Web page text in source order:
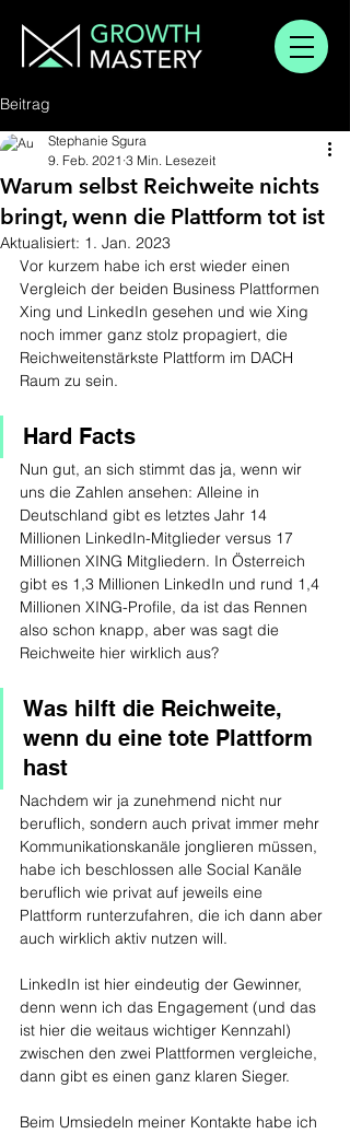
Beitrag
Warum selbst Reichweite nichts
bringt, wenn die Plattform tot ist
Stephanie Sgura
9. Feb. 2021 3 Min. Lesezeit
Aktualisiert: 1. Jan. 2023
Vor kurzem habe ich erst wieder einen
Vergleich der beiden Business Plattformen
Xing und LinkedIn gesehen und wie Xing
noch immer ganz stolz propagiert, die
Reichweitenstärkste Plattform im DACH
Raum zu sein.
Hard Facts
Nun gut, an sich stimmt das ja, wenn wir
uns die Zahlen ansehen: Alleine in
Deutschland gibt es letztes Jahr 14
Millionen LinkedIn-Mitglieder versus 17
Millionen XING Mitgliedern. In Österreich
gibt es 1,3 Millionen LinkedIn und rund 1,4
Millionen XING-Profile, da ist das Rennen
also schon knapp, aber was sagt die
Reichweite hier wirklich aus?
Was hilft die Reichweite,
wenn du eine tote Plattform
hast
Nachdem wir ja zunehmend nicht nur
beruflich, sondern auch privat immer mehr
Kommunikationskanäle jonglieren müssen,
habe ich beschlossen alle Social Kanäle
beruflich wie privat auf jeweils eine
Plattform runterzufahren, die ich dann aber
auch wirklich aktiv nutzen will.
LinkedIn ist hier eindeutig der Gewinner,
denn wenn ich das Engagement (und das
ist hier die weitaus wichtiger Kennzahl)
zwischen den zwei Plattformen vergleiche,
dann gibt es einen ganz klaren Sieger.
Beim Umsiedeln meiner Kontakte habe ich